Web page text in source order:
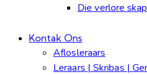
Die verlore
Kontak Ons
Aflosleraars
Leraars | Skribas |